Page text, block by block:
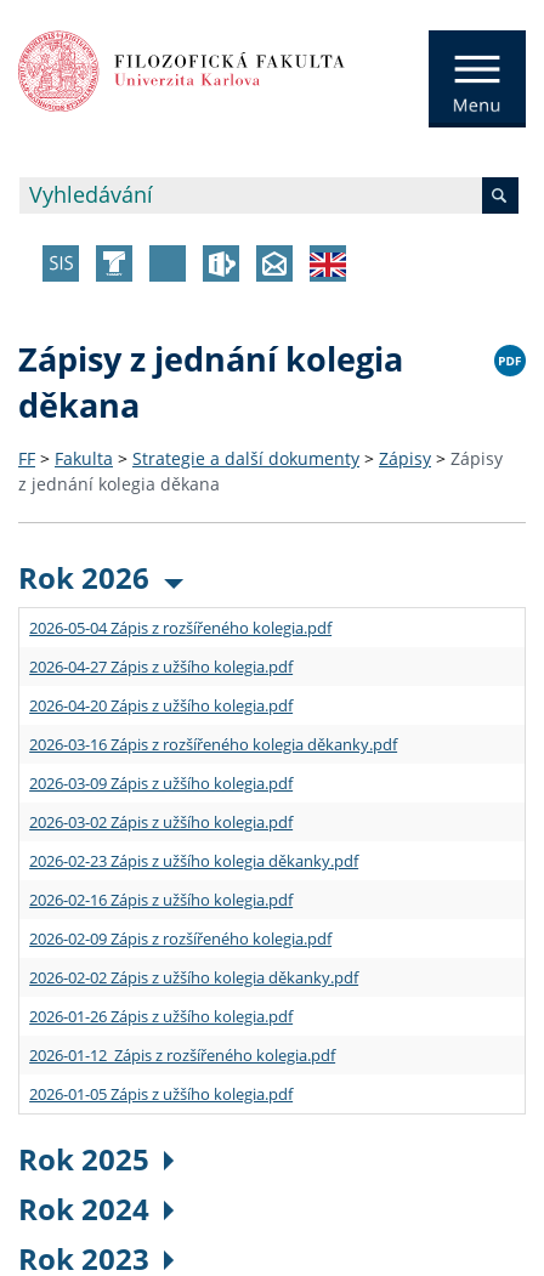
Zápisy z jednání kolegia
děkana
FF > Fakulta > Strategie a další dokumenty > Zápisy > Zápisy
z jednání kolegia děkana
Rok 2026
2026-05-04 Zápis z rozšířeného kolegia.pdf
2026-04-27 Zápis z užšího kolegia.pdf
2026-04-20 Zápis z užšího kolegia.pdf
2026-03-16 Zápis z rozšířeného kolegia děkanky.pdf
2026-03-09 Zápis z užšího kolegia.pdf
2026-03-02 Zápis z užšího kolegia.pdf
2026-02-23 Zápis z užšího kolegia děkanky.pdf
2026-02-16 Zápis z užšího kolegia.pdf
2026-02-09 Zápis z rozšířeného kolegia.pdf
2026-02-02 Zápis z užšího kolegia děkanky.pdf
2026-01-26 Zápis z užšího kolegia.pdf
2026-01-12 Zápis z rozšířeného kolegia.pdf
2026-01-05 Zápis z užšího kolegia.pdf
Rok 2025
Rok 2024
Rok 2023